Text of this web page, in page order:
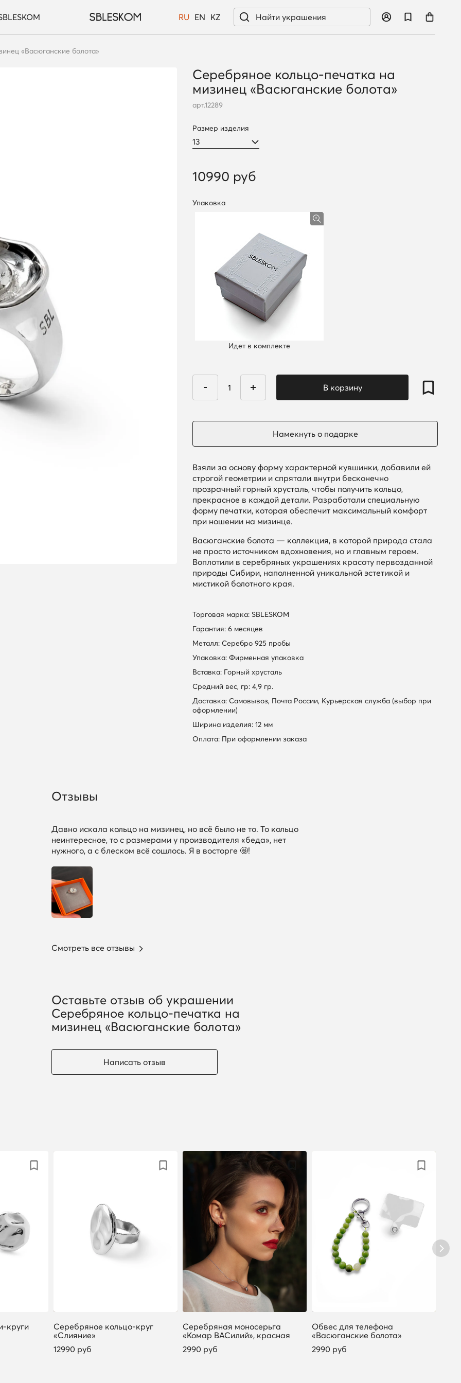
RU EN KZ
«Васюганские болота»
Серебряное кольцо-печатка на
мизинец «Васюганские болота»
арт.12289
Размер изделия
10990 руб
Упаковка
Идет в комплекте
Взяли за основу форму характерной кувшинки, добавили ей
строгой геометрии и спрятали внутри бесконечно
прозрачный горный хрусталь, чтобы получить кольцо,
прекрасное в каждой детали. Разработали специальную
форму печатки, которая обеспечит максимальный комфорт
при ношении на мизинце.
Васюганские болота — коллекция, в которой природа стала
не просто источником вдохновения, но и главным героем.
Воплотили в серебряных украшениях красоту первозданной
природы Сибири, наполненной уникальной эстетикой и
мистикой болотного края.
Торговая марка: SBLESKOM
Гарантия: 6 месяцев
Металл: Серебро 925 пробы
Упаковка: Фирменная упаковка
Вставка: Горный хрусталь
Средний вес, гр: 4,9 гр.
Доставка: Самовывоз, Почта России, Курьерская служба (выбор при
оформлении)
Ширина изделия: 12 мм
Оплата: При оформлении заказа
Отзывы
Давно искала кольцо на мизинец, но всё было не то. То кольцо
неинтересное, то с размерами у производителя «беда», нет
нужного, а с блеском всё сошлось. Я в восторге 🤩!
Смотреть все отзывы
Оставьте отзыв об украшении
Серебряное кольцо-печатка на
мизинец «Васюганские болота»
Написать отзыв
круги
Серебряное кольцо-круг
«Слияние»
12990 руб
Серебряная моносерьга
«Комар ВАСилий», красная
2990 руб
Обвес для телефона
«Васюганские болота»
2990 руб